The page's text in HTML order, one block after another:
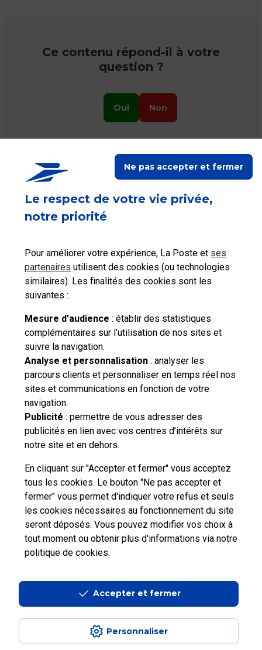
Le respect de votre vie privée,
notre priorité
Pour améliorer votre expérience, La Poste et ses
partenaires utilisent des cookies (ou technologies
similaires). Les finalités des cookies sont les
suivantes :
Mesure d’audience : établir des statistiques
complémentaires sur l’utilisation de nos sites et
suivre la navigation.
Analyse et personnalisation : analyser les
parcours clients et personnaliser en temps réel nos
sites et communications en fonction de votre
navigation.
Publicité : permettre de vous adresser des
publicités en lien avec vos centres d’intérêts sur
notre site et en dehors.
En cliquant sur "Accepter et fermer" vous acceptez
tous les cookies. Le bouton "Ne pas accepter et
fermer" vous permet d'indiquer votre refus et seuls
les cookies nécessaires au fonctionnement du site
seront déposés. Vous pouvez modifier vos choix à
tout moment ou obtenir plus d'informations via notre
politique de cookies.
Personnaliser
Ne pas accepter et fermer
Accepter et fermer
Ce contenu répond-il à votre
question ?
Oui Non
Ceci peut vous aider
postaux
Localiser La Poste
Besoin d'aide complémentaire ?
Vous n'avez pas trouvé de solution parmi nos FAQs,
vous souhaitez nous contacter ou déposer une
réclamation ?
contacter
Professionnels Entreprises et Collectivités
Plan du site| Accessibilité : partiellement conforme